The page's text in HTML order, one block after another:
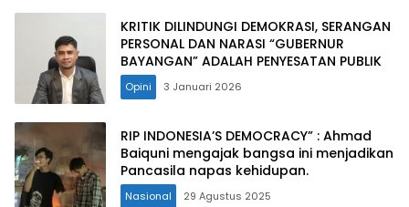
KRITIK DILINDUNGI DEMOKRASI, SERANGAN
PERSONAL DAN NARASI “GUBERNUR
BAYANGAN” ADALAH PENYESATAN PUBLIK
Opini 3 Januari 2026
RIP INDONESIA’S DEMOCRACY” : Ahmad
Baiquni mengajak bangsa ini menjadikan
Pancasila napas kehidupan.
Nasional 29 Agustus 2025